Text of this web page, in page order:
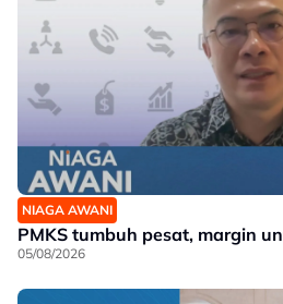
NIAGA AWANI
PMKS tumbuh pesat, margin
05/08/2026